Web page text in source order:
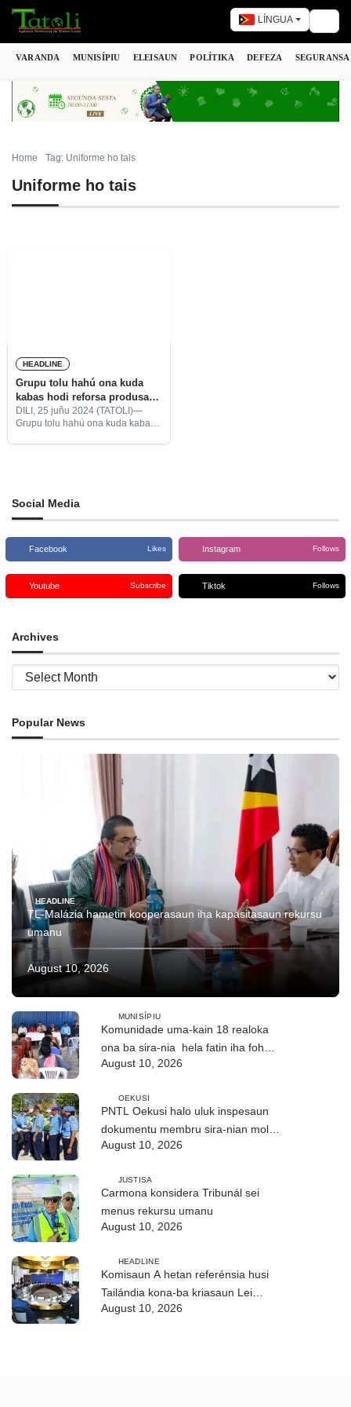
LÍNGUA
VARANDA MUNISÍPIU ELEISAUN POLÍTIKA DEFEZA SEGURANSA
Home Tag: Uniforme ho tais
Uniforme ho tais
HEADLINE
Grupu tolu hahú ona kuda
kabas hodi reforsa produsaun
tais
DILI, 25 juñu 2024 (TATOLI)—
Grupu tolu hahú ona kuda kabas
Social Media
Facebook Likes Instagram Follows
Youtube Subscribe Tiktok Follows
Archives
Archives
Popular News
HEADLINE
TL-Malázia hametin kooperasaun iha kapasitasaun rekursu
umanu
August 10, 2026
MUNISÍPIU
Komunidade uma-kain 18 realoka
ona ba sira-nia hela fatin iha foho
Builó okos
August 10, 2026
OEKUSI
PNTL Oekusi halo uluk inspesaun
dokumentu membru sira-nian molok
pasa-revista iha públiku
August 10, 2026
JUSTISA
Carmona konsidera Tribunál sei
menus rekursu umanu
August 10, 2026
HEADLINE
Komisaun A hetan referénsia husi
Tailándia kona-ba kriasaun Lei
Siberkrime
August 10, 2026